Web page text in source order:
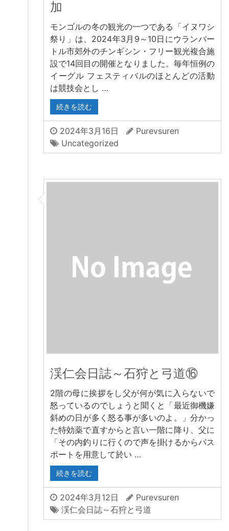
加
モンゴルの冬の観光の一つである「イヌワシ
祭り」は、2024年3月9～10日にウランバー
トル市郊外のチンギシン・フリー観光複合施
設で14回目の開催となりました。毎年恒例の
イーグル フェスティバルのほとんどの活動
は競技会とし …
続きを読む
2024年3月16日
Purevsuren
Uncategorized
渓仁会日誌～石狩と弓道⑯
2階の母に挨拶をし父が何が気に入らないで
怒っているのでしょうと聞くと「最近御機嫌
斜めの日が多く怒る事が多いのよ。」分かっ
た特効薬で直すからと言い一階に降り、父に
「その内釣りに行くので声を掛けるからパス
ポートを用意して於い …
続きを読む
2024年3月12日
Purevsuren
渓仁会日誌～石狩と弓道